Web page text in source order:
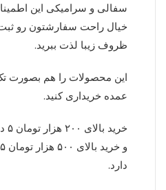
سفالی و سرامیکی این
خیال راحت سفارشتون رو ثبت
ظروف زیبا لذت ببرید.
این محصولات را هم بصورت
عمده خریداری کنید.
خرید بالای ۲۰۰ هزار تومان ۵ درصد تخفیف نقدی
دارد.